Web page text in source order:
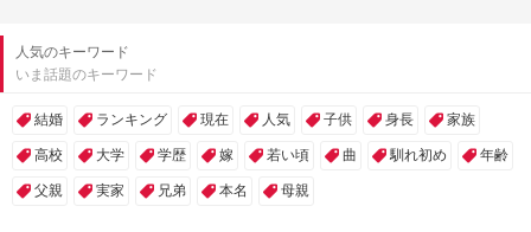
人気のキーワード
いま話題のキーワード
結婚 ランキング 現在 人気 子供 身長 家族
高校 大学 学歴 嫁 若い頃 曲 馴れ初め 年齢
父親 実家 兄弟 本名 母親